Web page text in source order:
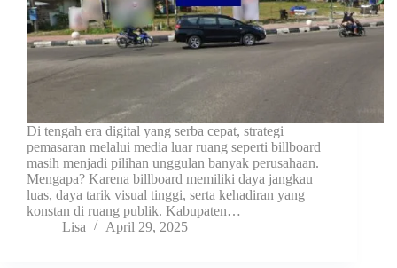
Di tengah era digital yang serba cepat, strategi
pemasaran melalui media luar ruang seperti billboard
masih menjadi pilihan unggulan banyak perusahaan.
Mengapa? Karena billboard memiliki daya jangkau
luas, daya tarik visual tinggi, serta kehadiran yang
konstan di ruang publik. Kabupaten…
Lisa
April 29, 2025